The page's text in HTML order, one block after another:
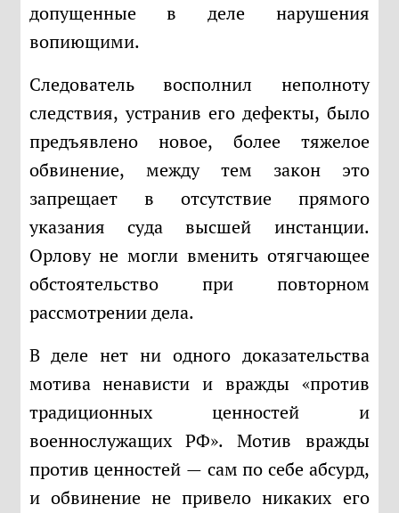
допущенные в деле нарушения
вопиющими.
Следователь восполнил неполноту
следствия, устранив его дефекты, было
предъявлено новое, более тяжелое
обвинение, между тем закон это
запрещает в отсутствие прямого
указания суда высшей инстанции.
Орлову не могли вменить отягчающее
обстоятельство при повторном
рассмотрении дела.
В деле нет ни одного доказательства
мотива ненависти и вражды «против
традиционных ценностей и
военнослужащих РФ». Мотив вражды
против ценностей — сам по себе абсурд,
и обвинение не привело никаких его